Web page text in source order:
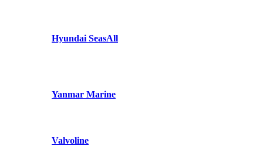
Hyundai SeasAll
Yanmar Marine
Valvoline